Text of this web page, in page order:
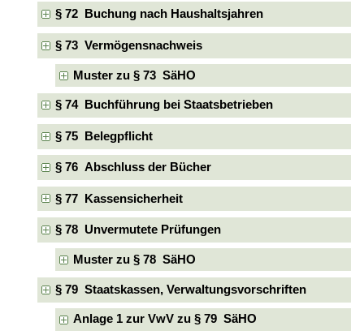
§ 72 Buchung nach Haushaltsjahren
§ 73 Vermögensnachweis
Muster zu § 73 SäHO
§ 74 Buchführung bei Staatsbetrieben
§ 75 Belegpflicht
§ 76 Abschluss der Bücher
§ 77 Kassensicherheit
§ 78 Unvermutete Prüfungen
Muster zu § 78 SäHO
§ 79 Staatskassen, Verwaltungsvorschriften
Anlage 1 zur VwV zu § 79 SäHO